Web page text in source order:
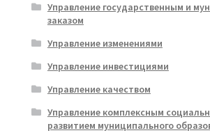
Управление государственным и
заказом
Управление изменениями
Управление инвестициями
Управление качеством
Управление комплексным
развитием муниципального